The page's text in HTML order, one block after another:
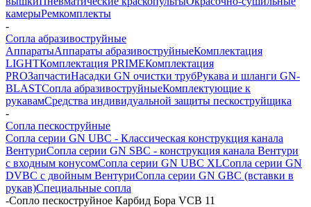
камерыРемкомплекты
-
Сопла абразивоструйные
АппаратыАппараты абразивоструйныеКомплектация
LIGHTКомплектация PRIMEКомплектация
PROЗапчастиНасадки GN очистки трубРукава и шланги GN-
BLASTСопла абразивоструйныеКомплектующие к
рукавамСредства индивидуальной защиты пескоструйщика
-
Сопла пескоструйные
Сопла серии GN UBC - Классическая конструкция канала
ВентуриСопла серии GN SBC - конструкция канала Вентури
c входным конусомСопла серии GN UBC XLСопла серии GN
DVBC с двойным ВентуриСопла серии GN GBC (вставки в
рукав)Специальные сопла
-Сопло пескоструйное Карбид Бора VCB 11